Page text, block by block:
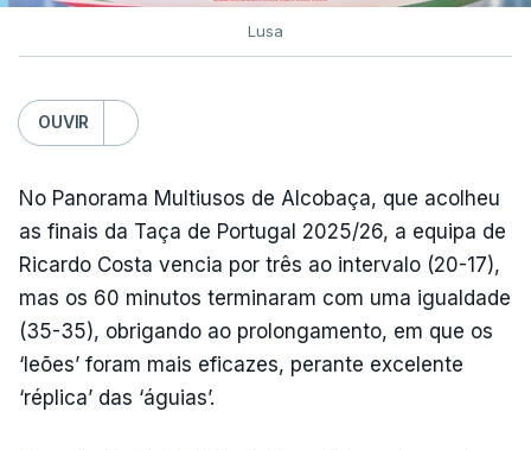
Lusa
OUVIR
No Panorama Multiusos de Alcobaça, que acolheu
as finais da Taça de Portugal 2025/26, a equipa de
Ricardo Costa vencia por três ao intervalo (20-17),
mas os 60 minutos terminaram com uma igualdade
(35-35), obrigando ao prolongamento, em que os
‘leões’ foram mais eficazes, perante excelente
‘réplica’ das ‘águias’.